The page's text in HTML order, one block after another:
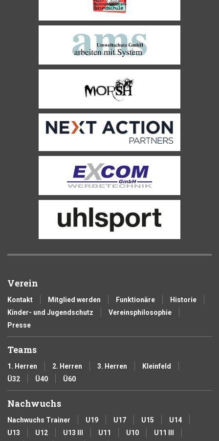
Verein
Kontakt Mitglied werden Funktionäre
Historie
Kinder- und Jugendschutz
Vereinsphilosophie
Presse
Teams
1. Herren 2. Herren 3. Herren
Kleinfeld
Ü32
Ü40 Ü60
Nachwuchs
Nachwuchs Trainer U19 U17 U15
U14
U13
U12 U13 III U11 U10 U11 III